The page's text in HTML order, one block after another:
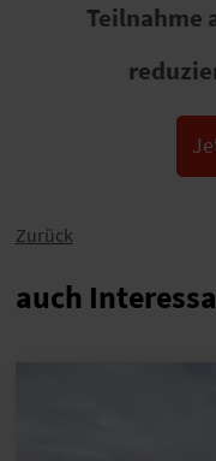
Teilnahme
Zurück
auch